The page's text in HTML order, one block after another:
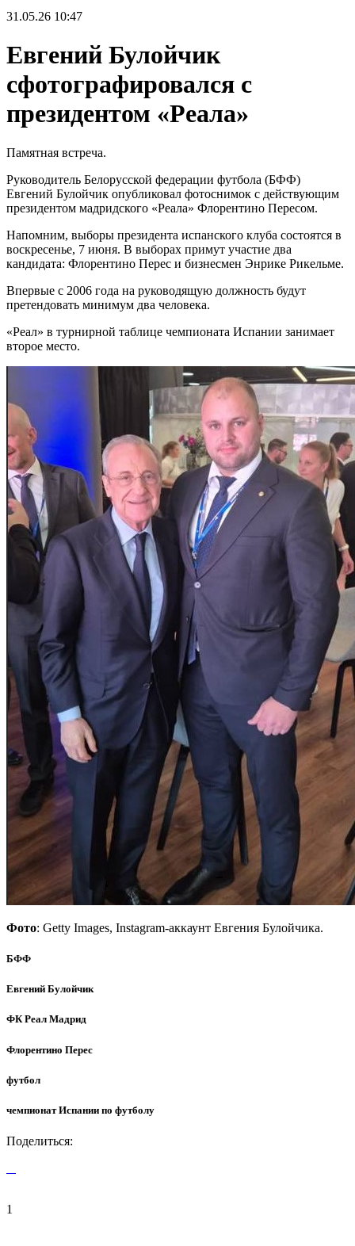
31.05.26 10:47
Евгений Булойчик
сфотографировался с
президентом «Реала»
Памятная встреча.
Руководитель Белорусской федерации футбола (БФФ)
Евгений Булойчик опубликовал фотоснимок с действующим
президентом мадридского «Реала» Флорентино Пересом.
Напомним, выборы президента испанского клуба состоятся в
воскресенье, 7 июня. В выборах примут участие два
кандидата: Флорентино Перес и бизнесмен Энрике Рикельме.
Впервые с 2006 года на руководящую должность будут
претендовать минимум два человека.
«Реал» в турнирной таблице чемпионата Испании занимает
второе место.
Фото: Getty Images, Instagram-аккаунт Евгения Булойчика.
БФФ
Евгений Булойчик
ФК Реал Мадрид
Флорентино Перес
футбол
чемпионат Испании по футболу
Поделиться:
1